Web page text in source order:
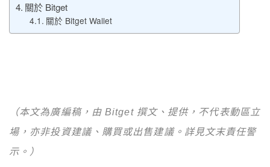
關於 Bitget
關於 Bitget Wallet
（本文為廣編稿，由 Bitget 撰文、提供，不代表動區立
場，亦非投資建議、購買或出售建議。詳見文末責任警
示。）